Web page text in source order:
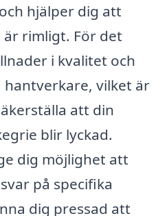
hjälper dig att
rimligt. För det
i kvalitet och
hantverkare, vilket är
att din
blir lyckad.
dig möjlighet att
på specifika
dig pressad att